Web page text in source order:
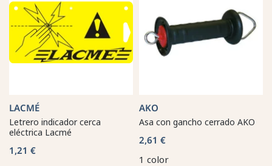
LACMÉ
Letrero indicador cerca
eléctrica Lacmé
1,21 €
AKO
Asa con gancho cerrado AKO
2,61 €
1 color